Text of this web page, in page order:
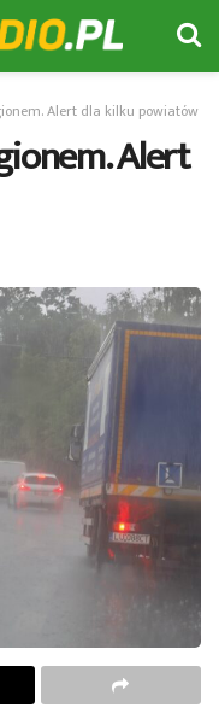
Alert dla kilku powiatów
Alert